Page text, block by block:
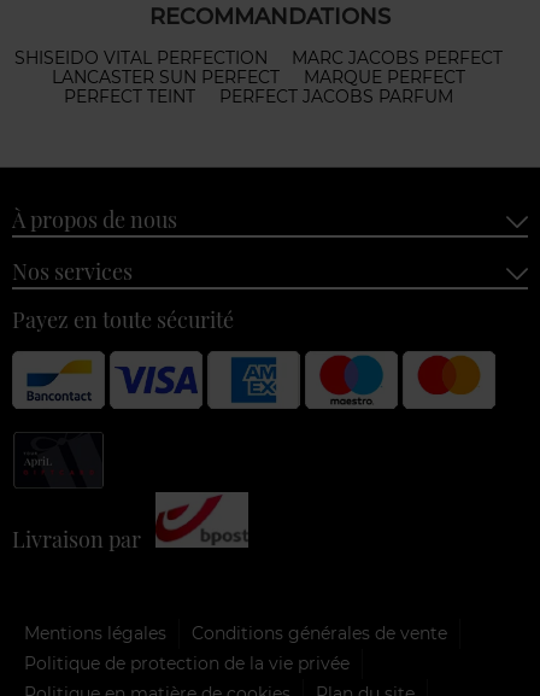
RECOMMANDATIONS
SHISEIDO VITAL PERFECTION
MARC JACOBS PERFECT
LANCASTER SUN PERFECT
MARQUE PERFECT
PERFECT TEINT
PERFECT JACOBS PARFUM
À propos de nous
Nos services
Payez en toute sécurité
Livraison par
Mentions légales
Conditions générales de vente
Politique de protection de la vie privée